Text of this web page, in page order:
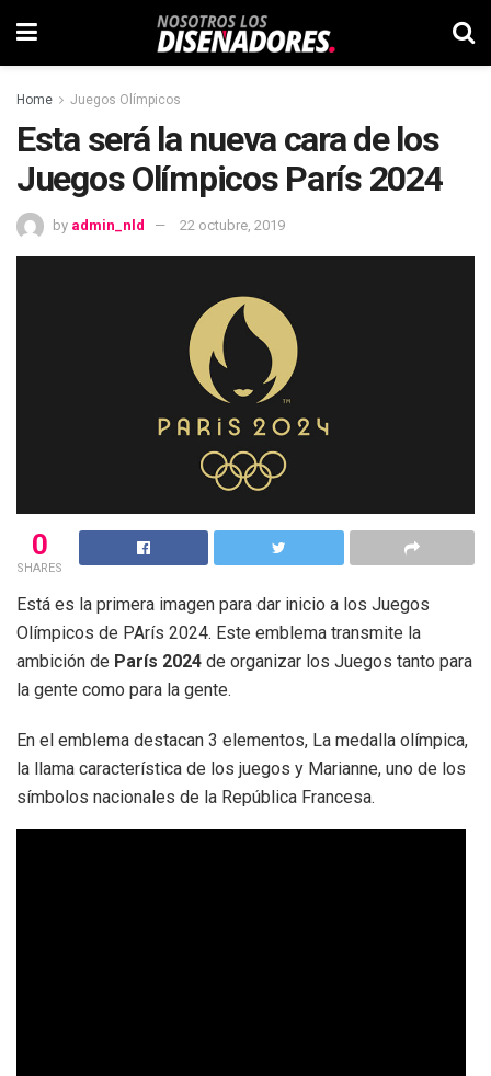
Home Juegos Olímpicos
Esta será la nueva cara de los
Juegos Olímpicos París 2024
by admin_nld 22 octubre, 2019
0
SHARES
Está es la primera imagen para dar inicio a los Juegos
Olímpicos de PArís 2024. Este emblema transmite la
ambición de París 2024 de organizar los Juegos tanto para
la gente como para la gente.
En el emblema destacan 3 elementos, La medalla olímpica,
la llama característica de los juegos y Marianne, uno de los
símbolos nacionales de la República Francesa.